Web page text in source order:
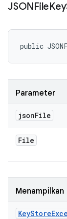
JSONFileKey
public
Parameter
jsonFile
File
Menampilkan
KeyStore